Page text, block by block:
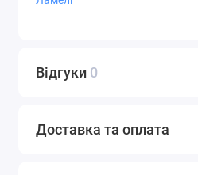
Відгуки 0
Доставка та оплата